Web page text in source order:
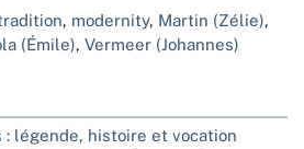
, modernity, Martin (Zélie),
(Émile), Vermeer (Johannes)
légende, histoire et vocation